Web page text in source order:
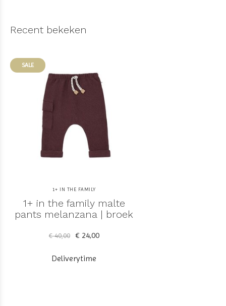
Recent bekeken
SALE
1+ IN THE FAMILY
1+ in the family malte
pants melanzana | broek
€ 40,00 € 24,00
Deliverytime